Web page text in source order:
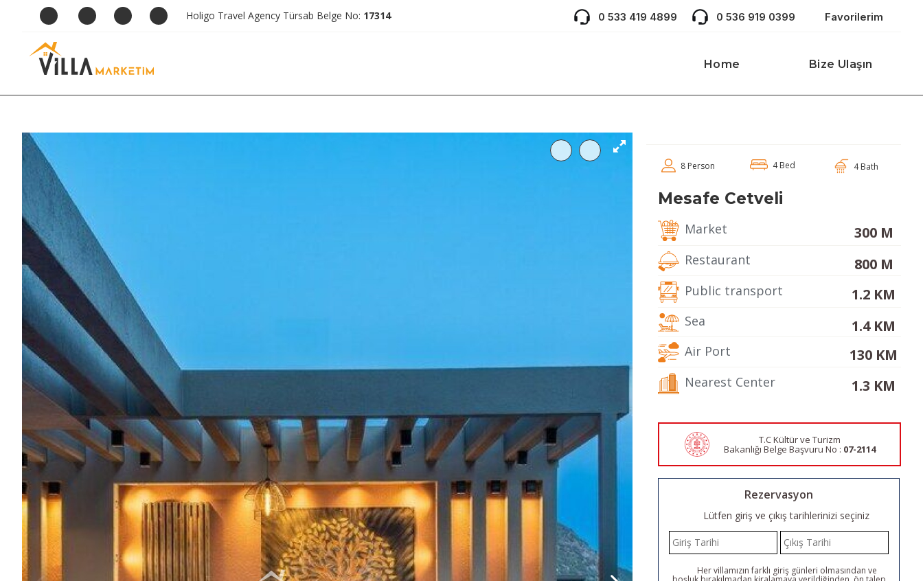
Holigo Travel Agency Türsab Belge No: 17314 0 533 419 4899 0 536 919 0399 Favorilerim
Home Bize Ulaşın
8 Person 4 Bed 4 Bath
Mesafe Cetveli
Market 300 M
Restaurant 800 M
Public transport 1.2 KM
Sea 1.4 KM
Air Port 130 KM
Nearest Center 1.3 KM
T.C Kültür ve Turizm
Bakanlığı Belge Başvuru No : 07-2114
Rezervasyon
Lütfen giriş ve çıkış tarihlerinizi seçiniz
Her villamızın farklı giriş günleri olmasından ve